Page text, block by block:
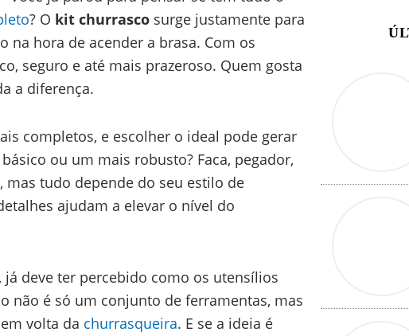
? O kit churrasco surge justamente para
hora de acender a brasa. Com os
seguro e até mais prazeroso. Quem gosta
a diferença.
completos, e escolher o ideal pode gerar
ou um mais robusto? Faca, pegador,
tudo depende do seu estilo de
ajudam a elevar o nível do
deve ter percebido como os utensílios
não é só um conjunto de ferramentas, mas
volta da churrasqueira. E se a ideia é